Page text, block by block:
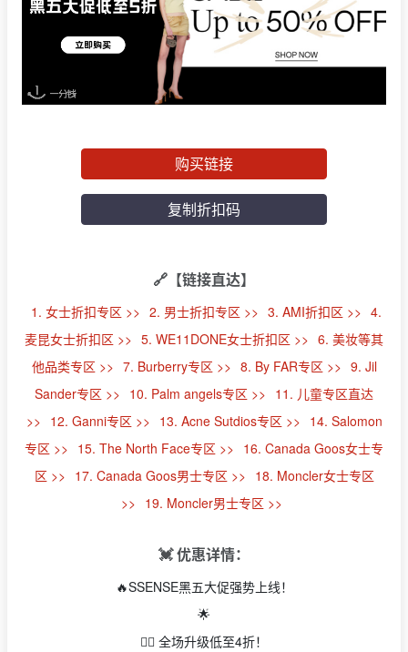
购买链接
复制折扣码
🔗【链接直达】
1. 女士折扣专区 >> 2. 男士折扣专区 >> 3. AMI折扣区 >> 4.
麦昆女士折扣区 >> 5. WE11DONE女士折扣区 >> 6. 美妆等其
他品类专区 >> 7. Burberry专区 >> 8. By FAR专区 >> 9. Jil
Sander专区 >> 10. Palm angels专区 >> 11. 儿童专区直达
>> 12. Ganni专区 >> 13. Acne Sutdios专区 >> 14. Salomon
专区 >> 15. The North Face专区 >> 16. Canada Goos女士专
区 >> 17. Canada Goos男士专区 >> 18. Moncler女士专区
>> 19. Moncler男士专区 >>
💓 优惠详情：
🔥SSENSE黑五大促强势上线！
🌟
👉🏻 全场升级低至4折！